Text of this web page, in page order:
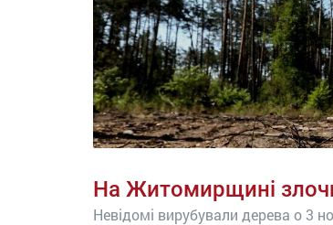
На Житомирщині
Невідомі вирубували дерева о 3